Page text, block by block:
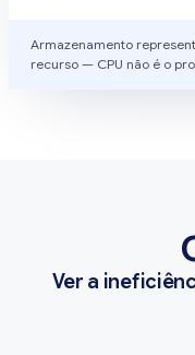
Armazenamento
recurso — CPU não é o
Ver a